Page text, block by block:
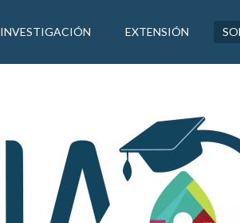
INVESTIGACIÓN EXTENSIÓN